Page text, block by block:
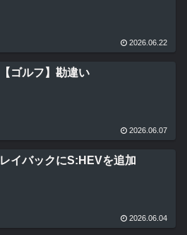
2026.06.22
【ゴルフ】勘違い
2026.06.07
レイバックにS:HEVを追加
2026.06.04